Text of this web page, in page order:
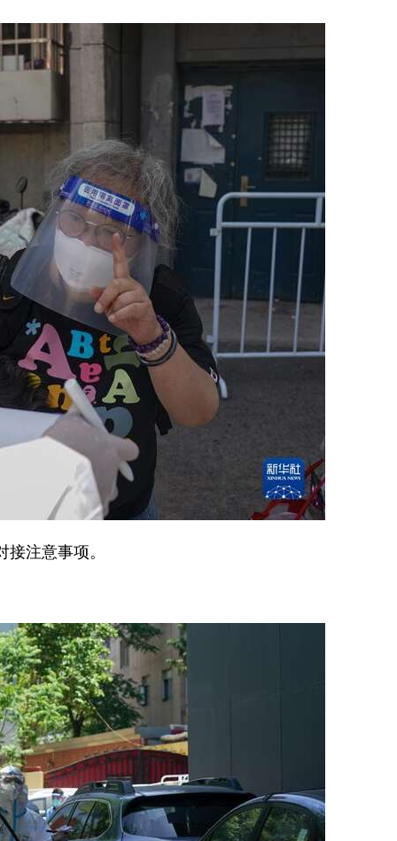
注意事项。